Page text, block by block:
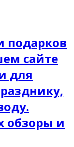
подарков
сайте
для
обзоры и